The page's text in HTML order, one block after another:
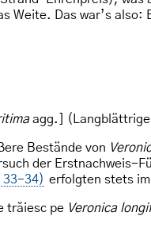
Weite. Das war’s
agg.]
Bestände von
der Erstnachweis-
33-34) erfolgten stets
trăiesc pe Veronica